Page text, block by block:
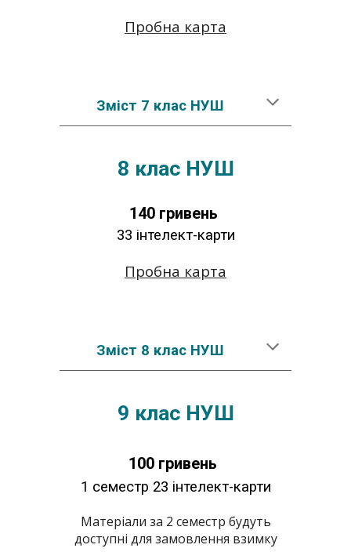
Пробна карта
Зміст 7 клас НУШ
8 клас НУШ
140 гривень
33 інтелект-карти
Пробна карта
Зміст 8 клас НУШ
9 клас НУШ
100 гривень
1 семестр 23 інтелект-карти
Матеріали за 2 семестр будуть
доступні для замовлення взимку